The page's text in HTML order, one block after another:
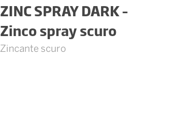
ZINC SPRAY DARK –
Zinco spray scuro
Zincante scuro